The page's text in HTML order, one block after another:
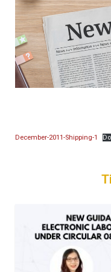
December-2011-Shipping-1